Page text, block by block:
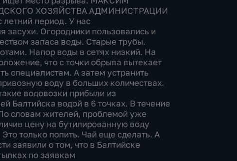
ХОЗЯЙСТВА АДМИНИСТРАЦИИ
период. У нас
засухи. Огородники пользовались и
запаса воды. Старые трубы.
Напор воды в сетях низкий. На
что с точки обрыва вытекает
специалистам. А затем устранить
воду в больших количествах.
водовозки прибыли из
Балтийска водой в 6 точках. В течение
словам жителей, проблемой уже
цену на бутилированную воду
только попить. Чай еще сделать. А
заявили о том, что в Балтийске
по заявкам